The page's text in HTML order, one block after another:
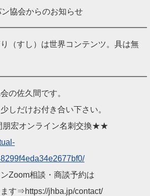
協会からのお知らせ
（すし）は世界コンテンツ。具は無
の佐久間です。
しだけお付き合い下さい。
宏オンライン名刺交換★★
Zoom相談・商談予約は
す⇒https://jhba.jp/contact/